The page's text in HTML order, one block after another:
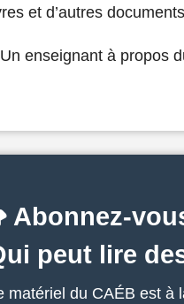
et d’autres
enseignant à propos
Abonnez-
peut lire
matériel du CAÉB est à